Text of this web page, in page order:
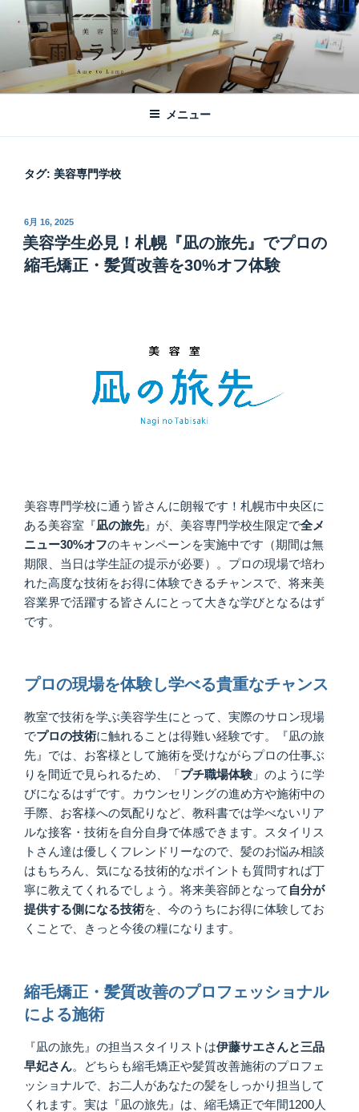
ツ
美容室 雨とランプ – AME TO LAMP -
｜札幌琴似の美容室
札幌市西区琴似の【美容室 雨とランプ】のHPです。「本」と「髪質改
メニュー
タグ: 美容専門学校
投
稿
日:
6月 16, 2025
美容学生必見！札幌『凪の旅先』でプロの
縮毛矯正・髪質改善を30%オフ体験
美容専門学校に通う皆さんに朗報です！札幌市中央区に
ある美容室『凪の旅先』が、美容専門学校生限定で全メ
ニュー30%オフのキャンペーンを実施中です（期間は無
期限、当日は学生証の提示が必要）。プロの現場で培わ
れた高度な技術をお得に体験できるチャンスで、将来美
容業界で活躍する皆さんにとって大きな学びとなるはず
です。
プロの現場を体験し学べる貴重なチャンス
教室で技術を学ぶ美容学生にとって、実際のサロン現場
でプロの技術に触れることは得難い経験です。『凪の旅
先』では、お客様として施術を受けながらプロの仕事ぶ
りを間近で見られるため、「プチ職場体験 」のように学
びになるはずです。カウンセリングの進め方や施術中の
手際、お客様への気配りなど、教科書では学べないリア
ルな接客・技術を自分自身で体感できます。スタイリス
トさん達は優しくフレンドリーなので、髪のお悩み相談
はもちろん、気になる技術的なポイントも質問すれば丁
寧に教えてくれるでしょう。将来美容師となって 自分が
提供する側になる技術を、今のうちにお得に体験してお
くことで、きっと今後の糧になります。
縮毛矯正・髪質改善のプロフェッショナル
による施術
『凪の旅先』の担当スタイリストは伊藤サエさんと三品
早妃さん。どちらも縮毛矯正や髪質改善施術のプロフェ
ッショナルで、お二人があなたの髪をしっかり担当して
くれます。実は『凪の旅先』は、縮毛矯正で年間1200人